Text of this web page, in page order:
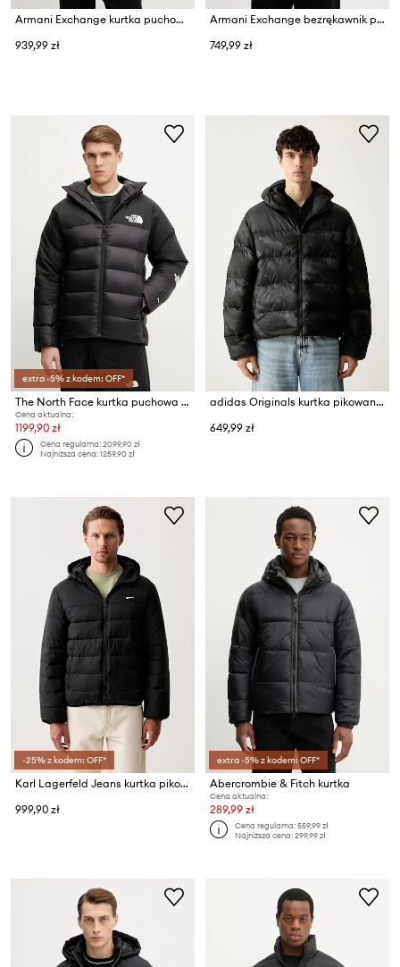
Armani Exchange kurtka puchowa
939,99 zł
Armani Exchange bezrękawnik puchowy
749,99 zł
extra -5% z kodem: OFF*
The North Face kurtka puchowa TNF X NSE
Cena aktualna:
1199,90 zł
Cena regularna:2099,90 zł
Najniższa cena:1259,90 zł
adidas Originals kurtka pikowana męska Camo Regen
649,99 zł
-25% z kodem: OFF*
Karl Lagerfeld Jeans kurtka pikowana męska
999,90 zł
extra -5% z kodem: OFF*
Abercrombie & Fitch kurtka
Cena aktualna:
289,99 zł
Cena regularna:559,99 zł
Najniższa cena:299,99 zł